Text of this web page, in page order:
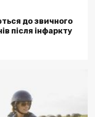
до звичного
після інфаркту